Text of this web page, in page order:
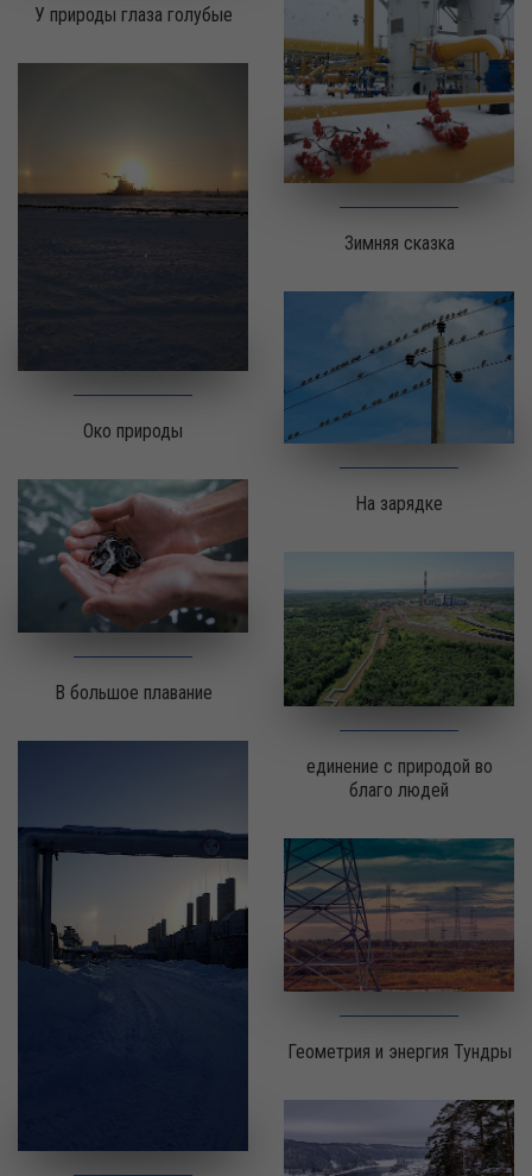
Зимняя сказка
У природы глаза голубые
На зарядке
Око природы
единение с природой во
благо людей
В большое плавание
Геометрия и энергия Тундры